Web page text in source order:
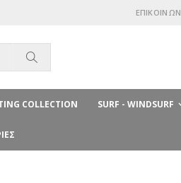
COLLECTION SURF - WINDSURF